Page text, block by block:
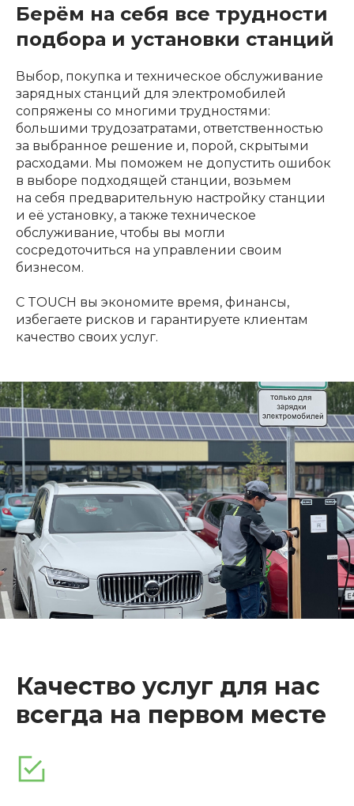
Берём на себя все трудности
подбора и установки станций
Выбор, покупка и техническое обслуживание
зарядных станций для электромобилей
сопряжены со многими трудностями:
большими трудозатратами, ответственностью
за выбранное решение и, порой, скрытыми
расходами. Мы поможем не допустить ошибок
в выборе подходящей станции, возьмем
на себя предварительную настройку станции
и её установку, а также техническое
обслуживание, чтобы вы могли
сосредоточиться на управлении своим
бизнесом.
С TOUCH вы экономите время, финансы,
избегаете рисков и гарантируете клиентам
качество своих услуг.
Качество услуг для нас
всегда на первом месте